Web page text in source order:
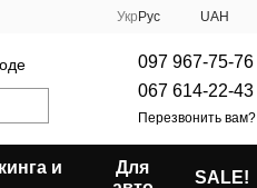
Укр Рус UAH
097 967-75-76
067 614-22-43
Перезвонить вам?
и
Для
SALE!